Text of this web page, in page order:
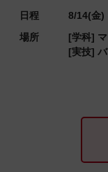
日程
8/14(金)
場所
[学科]
[実技]